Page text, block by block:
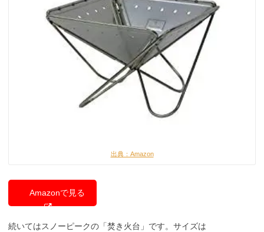
出典：Amazon
Amazonで見る
続いてはスノーピークの「焚き火台」です。サイズは